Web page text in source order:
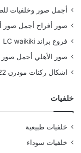
أجمل صور وخلفيات
صور أفراح أجمل صور
فروع براند LC waikiki
صور الأهلي أجمل صور
اشكال ركنات مودرن 2022 بتصميمات رائعة
خلفيات
خلفيات طبيعية
خلفيات سوداء